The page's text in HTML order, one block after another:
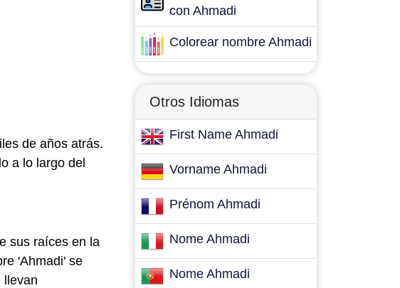
de años atrás.
a lo largo del
sus raíces en la
'Ahmadi' se
llevan
con Ahmadi
Colorear nombre Ahmadi
Otros Idiomas
First Name Ahmadi
Vorname Ahmadi
Prénom Ahmadi
Nome Ahmadi
Nome Ahmadi